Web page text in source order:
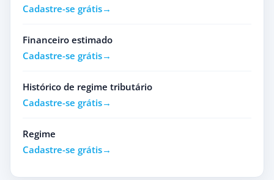
Cadastre-se grátis
Financeiro estimado
Cadastre-se grátis
Histórico de regime tributário
Cadastre-se grátis
Regime
Cadastre-se grátis